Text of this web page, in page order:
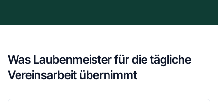
Was Laubenmeister für die tägliche
Vereinsarbeit übernimmt